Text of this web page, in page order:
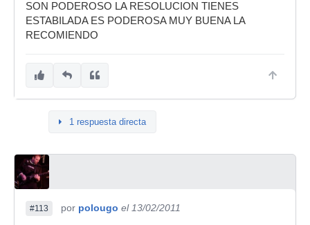
SON PODEROSO LA RESOLUCION TIENES
ESTABILADA ES PODEROSA MUY BUENA LA
RECOMIENDO
1 respuesta directa
#113 por polougo el 13/02/2011